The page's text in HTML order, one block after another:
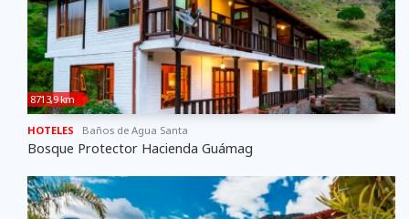
8713,9 km
HOTELES Baños de Agua Santa
Bosque Protector Hacienda Guámag